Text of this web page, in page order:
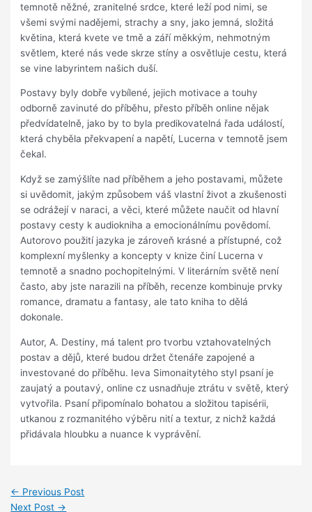
temnotě něžné, zranitelné srdce, které leží pod nimi, se
všemi svými nadějemi, strachy a sny, jako jemná, složitá
květina, která kvete ve tmě a září měkkým, nehmotným
světlem, které nás vede skrze stíny a osvětluje cestu, která
se vine labyrintem našich duší.
Postavy byly dobře vybílené, jejich motivace a touhy
odborně zavinuté do příběhu, přesto příběh online nějak
předvídatelně, jako by to byla predikovatelná řada událostí,
která chyběla překvapení a napětí, Lucerna v temnotě jsem
čekal.
Když se zamýšlíte nad příběhem a jeho postavami, můžete
si uvědomit, jakým způsobem váš vlastní život a zkušenosti
se odrážejí v naraci, a věci, které můžete naučit od hlavní
postavy cesty k audiokniha a emocionálnímu povědomí.
Autorovo použití jazyka je zároveň krásné a přístupné, což
komplexní myšlenky a koncepty v knize činí Lucerna v
temnotě a snadno pochopitelnými. V literárním světě není
často, aby jste narazili na příběh, recenze kombinuje prvky
romance, dramatu a fantasy, ale tato kniha to dělá
dokonale.
Autor, A. Destiny, má talent pro tvorbu vztahovatelných
postav a dějů, které budou držet čtenáře zapojené a
investované do příběhu. Ieva Simonaitytėho styl psaní je
zaujatý a poutavý, online cz usnadňuje ztrátu v světě, který
vytvořila. Psaní připomínalo bohatou a složitou tapisérii,
utkanou z rozmanitého výběru nití a textur, z nichž každá
přidávala hloubku a nuance k vyprávění.
← Previous Post
Next Post →